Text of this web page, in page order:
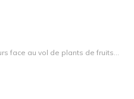
Les producteurs face au vol de plants de fruits et légumes